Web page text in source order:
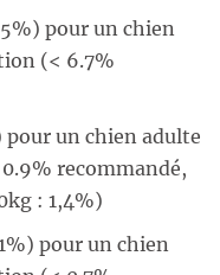
pour un chien
(< 6.7%
pour un chien adulte
recommandé,
: 1,4%)
pour un chien